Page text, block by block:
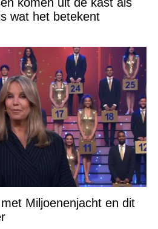
wat het betekent
Miljoenenjacht en dit